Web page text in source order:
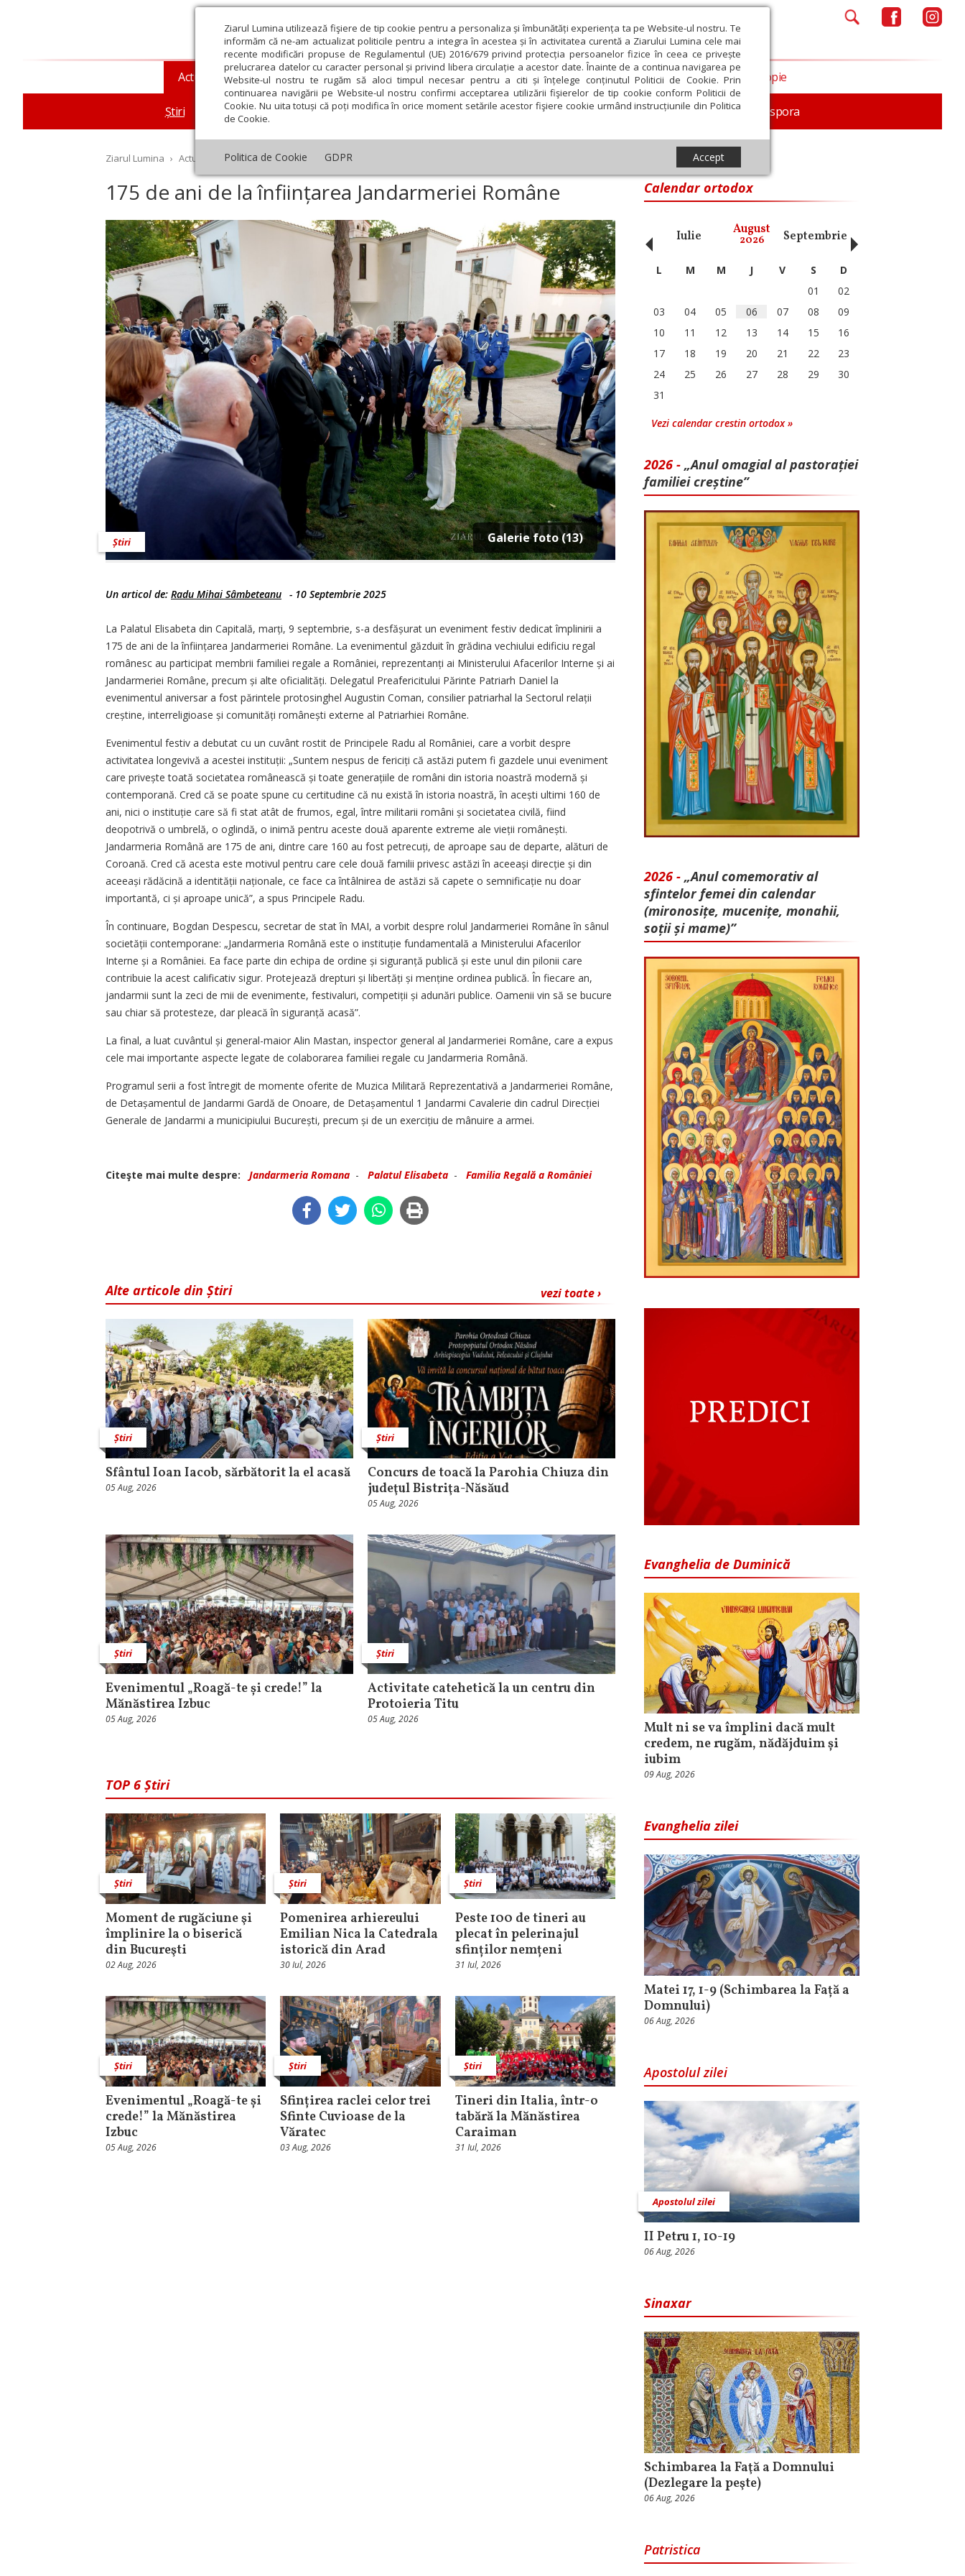
Ziarul Lumina utilizează fişiere de tip cookie pentru a personaliza și îmbunătăți experiența ta pe Website-ul nostru. Te
informăm că ne-am actualizat politicile pentru a integra în acestea și în activitatea curentă a Ziarului Lumina cele mai
recente modificări propuse de Regulamentul (UE) 2016/679 privind protecția persoanelor fizice în ceea ce privește
prelucrarea datelor cu caracter personal și privind libera circulație a acestor date. Înainte de a continua navigarea pe
Website-ul nostru te rugăm să aloci timpul necesar pentru a citi și înțelege conținutul Politicii de Cookie. Prin
continuarea navigării pe Website-ul nostru confirmi acceptarea utilizării fişierelor de tip cookie conform Politicii de
Cookie. Nu uita totuși că poți modifica în orice moment setările acestor fişiere cookie urmând instrucțiunile din Politica
de Cookie.
Politica de Cookie GDPR Accept
Actualitate religioasă
Știri Mesaje și cuvântări An omagial Comunicate de presă Documentar In memoriam Diaspora
Teologie și spiritualitate Educaţie și Cultură Societate Opinii Filantropie
Ziarul Lumina › Actualitate religioasă › Știri › 175 de ani de la înființarea Jandarmeriei Române
175 de ani de la înființarea Jandarmeriei Române
Galerie foto (13)
Știri
Un articol de: Radu Mihai Sâmbeteanu - 10 Septembrie 2025
La Palatul Elisabeta din Capitală, marți, 9 septembrie, s-a desfășurat un eveniment festiv dedicat împlinirii a
175 de ani de la înființarea Jandarmeriei Române. La evenimentul găzduit în grădina vechiului edificiu regal
românesc au participat membrii familiei regale a României, reprezentanți ai Ministerului Afacerilor Interne și ai
Jandarmeriei Române, precum și alte oficialități. Delegatul Preafericitului Părinte Patriarh Daniel la
evenimentul aniversar a fost părintele protosinghel Augustin Coman, consilier patriarhal la Sectorul relații
creștine, interreligioase și comunități românești externe al Patriarhiei Române.
Evenimentul festiv a debutat cu un cuvânt rostit de Principele Radu al României, care a vorbit despre
activitatea longevivă a acestei instituții: „Suntem nespus de fericiți că astăzi putem fi gazdele unui eveniment
care privește toată societatea românească și toate generațiile de români din istoria noastră modernă și
contemporană. Cred că se poate spune cu certitudine că nu există în istoria noastră, în acești ultimi 160 de
ani, nici o instituție care să fi stat atât de frumos, egal, între militarii români și societatea civilă, fiind
deopotrivă o umbrelă, o oglindă, o inimă pentru aceste două aparente extreme ale vieții românești.
Jandarmeria Română are 175 de ani, dintre care 160 au fost petrecuți, de aproape sau de departe, alături de
Coroană. Cred că acesta este motivul pentru care cele două familii privesc astăzi în aceeași direcție și din
aceeași rădăcină a identității naționale, ce face ca întâlnirea de astăzi să capete o semnificație nu doar
importantă, ci și aproape unică”, a spus Principele Radu.
În continuare, Bogdan Despescu, secretar de stat în MAI, a vorbit despre rolul Jandarmeriei Române în sânul
societății contemporane: „Jandarmeria Română este o instituție fundamentală a Ministerului Afacerilor
Interne și a României. Ea face parte din echipa de ordine și siguranță publică și este unul din pilonii care
contribuie la acest calificativ sigur. Protejează drepturi și libertăți și menține ordinea publică. În fiecare an,
jandarmii sunt la zeci de mii de evenimente, festivaluri, competiții și adunări publice. Oamenii vin să se bucure
sau chiar să protesteze, dar pleacă în siguranță acasă”.
La final, a luat cuvântul și general-maior Alin Mastan, inspector general al Jandarmeriei Române, care a expus
cele mai importante aspecte legate de colaborarea familiei regale cu Jandarmeria Română.
Programul serii a fost întregit de momente oferite de Muzica Militară Reprezentativă a Jandarmeriei Române,
de Detașamentul de Jandarmi Gardă de Onoare, de Detașamentul 1 Jandarmi Cavalerie din cadrul Direcției
Generale de Jandarmi a municipiului București, precum și de un exercițiu de mânuire a armei.
Citeşte mai multe despre: Jandarmeria Romana - Palatul Elisabeta - Familia Regală a României
vezi toate ›
Alte articole din Știri
Știri
Sfântul Ioan Iacob, sărbătorit la el acasă
05 Aug, 2026
Știri
​Concurs de toacă la Parohia Chiuza din
judeţul Bistriţa-Năsăud
05 Aug, 2026
Știri
Evenimentul „Roagă-te și crede!” la
Mănăstirea Izbuc
05 Aug, 2026
Știri
Activitate catehetică la un centru din
Protoieria Titu
05 Aug, 2026
TOP 6 Știri
Știri
Moment de rugăciune şi
împlinire la o biserică
din Bucureşti
02 Aug, 2026
Știri
Pomenirea arhiereului
Emilian Nica la Catedrala
istorică din Arad
30 Iul, 2026
Știri
Peste 100 de tineri au
plecat în pelerinajul
sfinților nemțeni
31 Iul, 2026
Știri
Evenimentul „Roagă-te și
crede!” la Mănăstirea
Izbuc
05 Aug, 2026
Știri
Sfințirea raclei celor trei
Sfinte Cuvioase de la
Văratec
03 Aug, 2026
Știri
Tineri din Italia, într-o
tabără la Mănăstirea
Caraiman
31 Iul, 2026
Calendar ortodox
Octombrie Noiembrie Decembrie Ianuarie Februarie Martie Aprilie Mai Iunie Iulie August
2026 Septembrie Octombrie
‹ L M M J V S
D
01
02
03
04 05 06 07 08
09
10
11 12 13 14 15
16
17
18 19 20 21 22
23
24
25 26 27 28 29
30
31
Vezi calendar crestin ortodox »
2026 - „Anul omagial al pastorației
familiei creștine”
2026 - „Anul comemorativ al
sfintelor femei din calendar
(mironosițe, mu­cenițe, monahii,
soții și mame)”
Evanghelia de Duminică
Mult ni se va împlini dacă mult
credem, ne rugăm, nădăjduim și
iubim
09 Aug, 2026
Evanghelia zilei
Matei 17, 1-9 (Schimbarea la Față a
Domnului)
06 Aug, 2026
Apostolul zilei
Apostolul zilei
II Petru 1, 10-19
06 Aug, 2026
Sinaxar
Schimbarea la Faţă a Domnului
(Dezlegare la peşte)
06 Aug, 2026
Patristica